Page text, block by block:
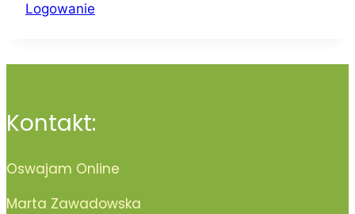
Logowanie
Kontakt:
Oswajam Online
Marta Zawadowska